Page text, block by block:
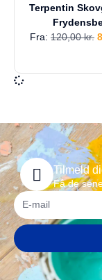
Terpentin
Fra: 120,00kr.
Tilmeld
Få de